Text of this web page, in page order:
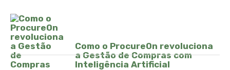
Como o ProcureOn revoluciona
a Gestão de Compras com
Inteligência Artificial